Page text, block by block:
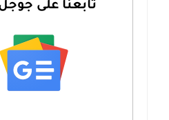
تابعنا على